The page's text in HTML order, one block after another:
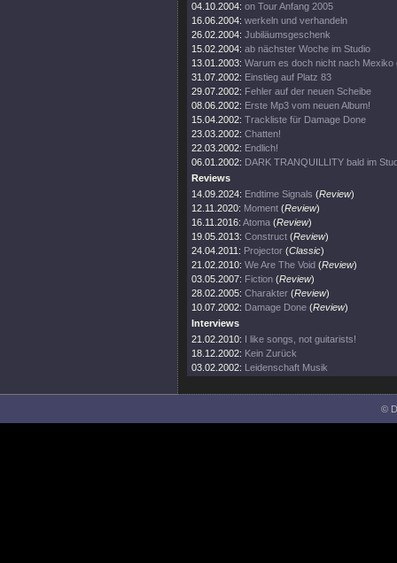
04.10.2004: on Tour Anfang 2005
16.06.2004: werkeln und verhandeln
26.02.2004: Jubiläumsgeschenk
15.02.2004: ab nächster Woche im Studio
13.01.2003: Warum es doch nicht nach Mexiko
31.07.2002: Einstieg auf Platz 83
29.07.2002: Fehler auf der neuen Scheibe
08.06.2002: Erste Mp3 vom neuen Album!
15.04.2002: Trackliste für Damage Done
23.03.2002: Chatten!
22.03.2002: Endlich!
06.01.2002: DARK TRANQUILLITY bald im
Reviews
14.09.2024: Endtime Signals (Review)
12.11.2020: Moment (Review)
16.11.2016: Atoma (Review)
19.05.2013: Construct (Review)
24.04.2011: Projector (Classic)
21.02.2010: We Are The Void (Review)
03.05.2007: Fiction (Review)
28.02.2005: Charakter (Review)
10.07.2002: Damage Done (Review)
Interviews
21.02.2010: I like songs, not guitarists!
18.12.2002: Kein Zurück
03.02.2002: Leidenschaft Musik
©